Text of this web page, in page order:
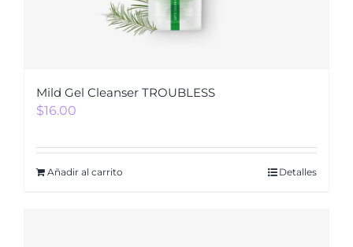
Mild Gel Cleanser TROUBLESS
$16.00
Añadir al carrito Detalles